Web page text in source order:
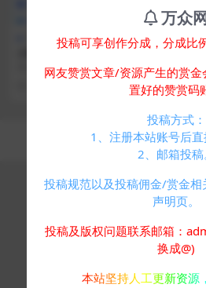
支付充值
小利特惠源码/生活缴费/电话
费/油卡燃气/等充值业务类源
码附带承兑系统
简介： 全新首发小利特惠/生活缴
费/电话费/油卡燃气/等充值业务类
10
Copyright © 2024万众网- All
浙ICP备
万众
投稿可享创作分成，分成比
网友赞赏文章/资源产生的赏
置好的赞赏码
投稿方式：
1、注册本站账号后
2、邮箱投稿
投稿规范以及投稿佣金/赏金
声明页。
投稿及版权问题联系邮箱：
换成@)
本站坚持人工更新资源